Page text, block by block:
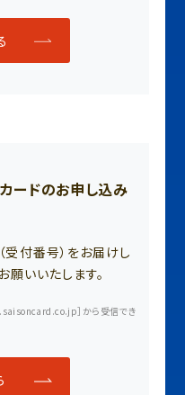
ードのお申し込み
付番号）をお届けし
願いいたします。
］から受信でき